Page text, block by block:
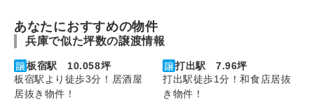
あなたにおすすめの物件
兵庫で似た坪数の譲渡情報
板宿駅 10.058坪
板宿駅より徒歩3分！居酒屋
居抜き物件！
打出駅 7.96坪
打出駅徒歩1分！和食店居抜
き物件！